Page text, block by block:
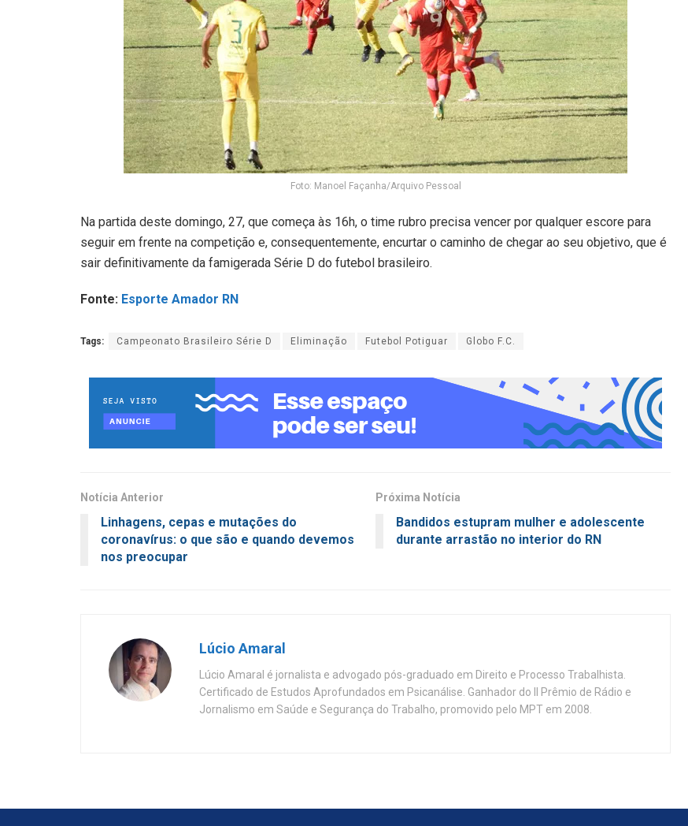
Foto: Manoel Façanha/Arquivo Pessoal
Na partida deste domingo, 27, que começa às 16h, o time rubro precisa vencer por qualquer escore para
seguir em frente na competição e, consequentemente, encurtar o caminho de chegar ao seu objetivo, que é
sair definitivamente da famigerada Série D do futebol brasileiro.
Fonte: Esporte Amador RN
Tags: Campeonato Brasileiro Série D Eliminação Futebol Potiguar Globo F.C.
Notícia Anterior
Linhagens, cepas e mutações do
coronavírus: o que são e quando devemos
nos preocupar
Próxima Notícia
Bandidos estupram mulher e adolescente
durante arrastão no interior do RN
Lúcio Amaral
Lúcio Amaral é jornalista e advogado pós-graduado em Direito e Processo Trabalhista.
Certificado de Estudos Aprofundados em Psicanálise. Ganhador do II Prêmio de Rádio e
Jornalismo em Saúde e Segurança do Trabalho, promovido pelo MPT em 2008.